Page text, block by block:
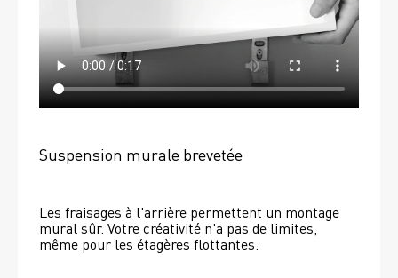
Suspension murale brevetée
Les fraisages à l'arrière permettent un montage
mural sûr. Votre créativité n'a pas de limites,
même pour les étagères flottantes.